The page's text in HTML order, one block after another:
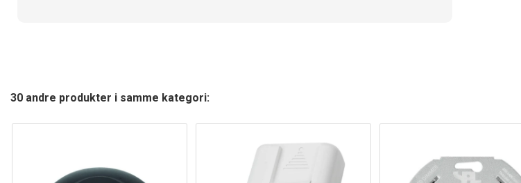
30 andre produkter i samme kategori: